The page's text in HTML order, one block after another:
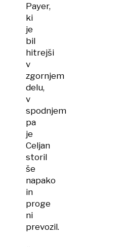
Payer,
ki
je
bil
hitrejši
v
zgornjem
delu,
v
spodnjem
pa
je
Celjan
storil
še
napako
in
proge
ni
prevozil.